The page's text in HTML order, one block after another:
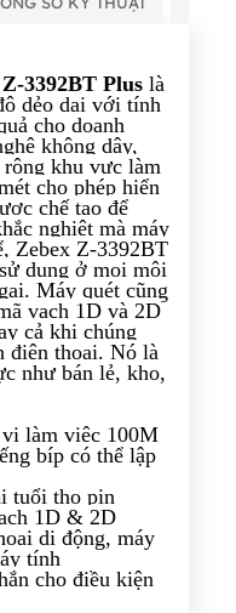
3392BT Pluslà
dẻo dai với tính
cho doanh
không dây,
khu vực làm
cho phép hiển
chế tạo để
nghiệt mà máy
Zebex Z-3392BT
dụng ở mọi môi
Máy quét cũng
vạch 1D và 2D
cả khi chúng
điện thoại. Nó là
như bán lẻ, kho,
làm việc 100M
bíp có thể lập
tuổi thọ pin
1D & 2D
di động, máy
tính
cho điều kiện